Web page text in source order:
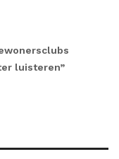
luisteren”